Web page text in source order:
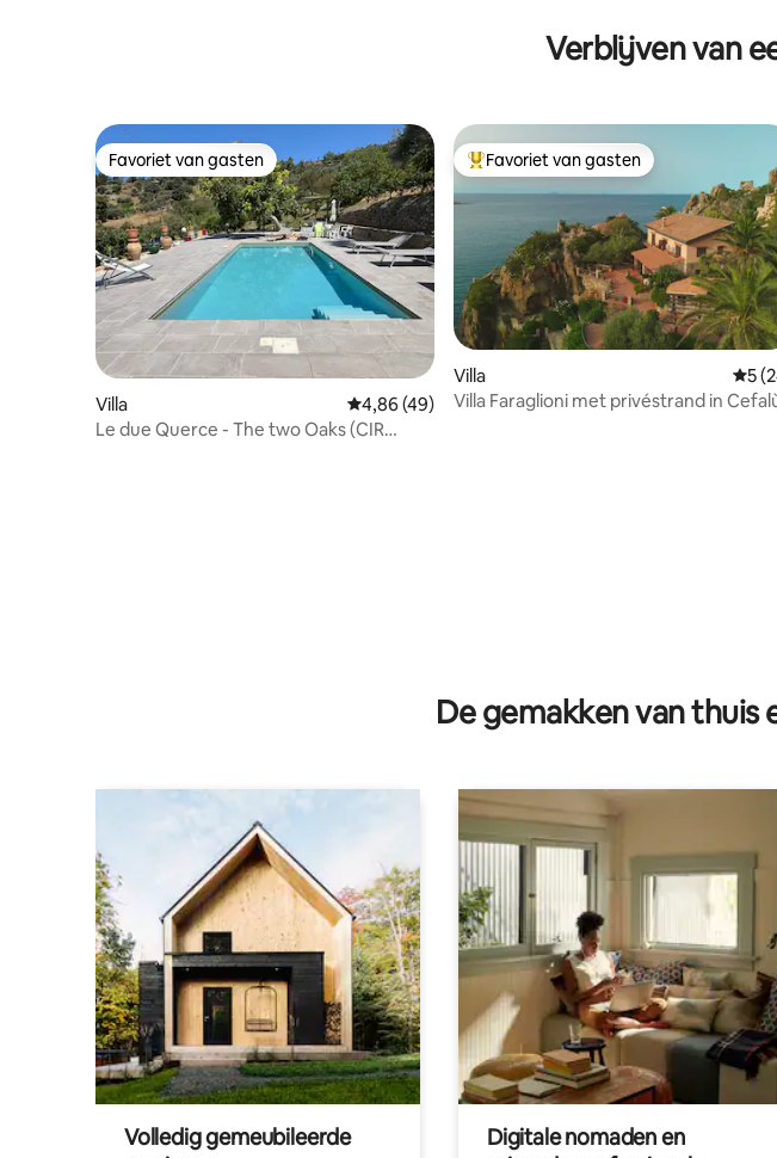
Verblijven van
Favoriet van gasten
Favoriet van gasten
Villa Gemiddelde beoordeling van 4,86 uit 5, 49
4,86 (49)
Le due Querce - The two Oaks (CIR
Topfavoriet van gasten
Favoriet van gasten
Villa
5
Villa Faraglioni met privéstrand in
De gemakken van
Volledig gemeubileerde
Digitale nomaden en